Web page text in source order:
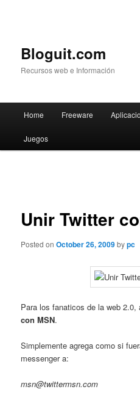
Bloguit.com
Recursos web e Información
Skip
to
Home Freeware
Juegos
Unir Twitter
Posted onOctober 26, 2009bypc
Para los fanaticos de la web 2.0,
con MSN.
Simplemente agrega como si
messenger a:
msn@twittermsn.com